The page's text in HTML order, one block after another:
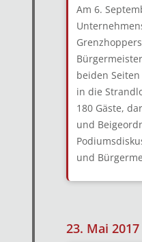
Am 6.
beiden
in die
180 Gäste,
und
und
23. Mai 2017